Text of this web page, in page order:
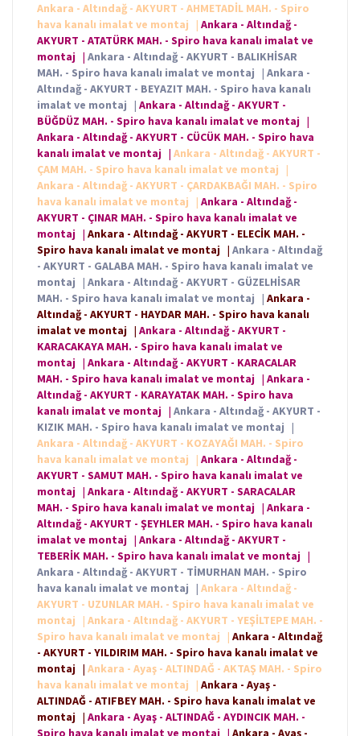
Ankara - Altındağ - AKYURT - AHMETADİL MAH. - Spiro
hava kanalı imalat ve montaj
| Ankara - Altındağ -
AKYURT - ATATÜRK MAH. - Spiro hava kanalı imalat ve
montaj | Ankara - Altındağ - AKYURT - BALIKHİSAR
MAH. - Spiro hava kanalı imalat ve montaj | Ankara -
Altındağ - AKYURT - BEYAZIT MAH. - Spiro hava kanalı
imalat ve montaj | Ankara - Altındağ - AKYURT -
BÜĞDÜZ MAH. - Spiro hava kanalı imalat ve montaj |
Ankara - Altındağ - AKYURT - CÜCÜK MAH. - Spiro hava
kanalı imalat ve montaj | Ankara - Altındağ - AKYURT -
ÇAM MAH. - Spiro hava kanalı imalat ve montaj
|
Ankara - Altındağ - AKYURT - ÇARDAKBAĞI MAH. - Spiro
hava kanalı imalat ve montaj
| Ankara - Altındağ -
AKYURT - ÇINAR MAH. - Spiro hava kanalı imalat ve
montaj | Ankara - Altındağ - AKYURT - ELECİK MAH. -
Spiro hava kanalı imalat ve montaj | Ankara - Altındağ
- AKYURT - GALABA MAH. - Spiro hava kanalı imalat ve
montaj | Ankara - Altındağ - AKYURT - GÜZELHİSAR
MAH. - Spiro hava kanalı imalat ve montaj | Ankara -
Altındağ - AKYURT - HAYDAR MAH. - Spiro hava kanalı
imalat ve montaj | Ankara - Altındağ - AKYURT -
KARACAKAYA MAH. - Spiro hava kanalı imalat ve
montaj | Ankara - Altındağ - AKYURT - KARACALAR
MAH. - Spiro hava kanalı imalat ve montaj | Ankara -
Altındağ - AKYURT - KARAYATAK MAH. - Spiro hava
kanalı imalat ve montaj | Ankara - Altındağ - AKYURT -
KIZIK MAH. - Spiro hava kanalı imalat ve montaj |
Ankara - Altındağ - AKYURT - KOZAYAĞI MAH. - Spiro
hava kanalı imalat ve montaj
| Ankara - Altındağ -
AKYURT - SAMUT MAH. - Spiro hava kanalı imalat ve
montaj | Ankara - Altındağ - AKYURT - SARACALAR
MAH. - Spiro hava kanalı imalat ve montaj | Ankara -
Altındağ - AKYURT - ŞEYHLER MAH. - Spiro hava kanalı
imalat ve montaj | Ankara - Altındağ - AKYURT -
TEBERİK MAH. - Spiro hava kanalı imalat ve montaj |
Ankara - Altındağ - AKYURT - TİMURHAN MAH. - Spiro
hava kanalı imalat ve montaj | Ankara - Altındağ -
AKYURT - UZUNLAR MAH. - Spiro hava kanalı imalat ve
montaj
| Ankara - Altındağ - AKYURT - YEŞİLTEPE MAH. -
Spiro hava kanalı imalat ve montaj
| Ankara - Altındağ
- AKYURT - YILDIRIM MAH. - Spiro hava kanalı imalat ve
montaj | Ankara - Ayaş - ALTINDAĞ - AKTAŞ MAH. - Spiro
hava kanalı imalat ve montaj
| Ankara - Ayaş -
ALTINDAĞ - ATIFBEY MAH. - Spiro hava kanalı imalat ve
montaj | Ankara - Ayaş - ALTINDAĞ - AYDINCIK MAH. -
Spiro hava kanalı imalat ve montaj | Ankara - Ayaş -